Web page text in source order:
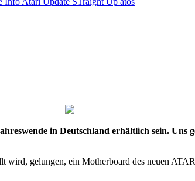
in Deutschland erhältlich sein. Uns
wird, gelungen, ein Motherboard des neuen